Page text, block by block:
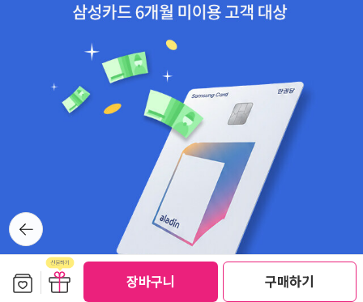
장바구니 구매하기
던데, 평소대로라면 구입해서 읽었을테지만 책장에 쌓인 책들을 보며
^;; 귀여운 책들. 로맨스로 분류할까? 살짝 고민했지만, 설레이는
로맨스보다 초자연적인 능력이 더 돋보여 판타지로 분류했어요. 솔직
히 주인공 소녀가 좀 마음에 들지 않아서 다음 시리즈도 읽을지 살짝
고민됩니다. SF소설/ 공상과학 (23권) 재미있게 읽은 SF소설들.
너무 재미있게 읽어서 리뷰쓰기 불편한 책들. 판타지로 분류해야
할지, 로맨스로 분류해야할지, 액션 스릴러로 분류해야할지 고민되게
만든 책들이예요. 그래도 공상과학에 좀더 가까운듯합니다. 3권으
로 분권되어 경악하게 했지만, 스티븐 킹의 책이 워낙 길다보니 이해
되긴해요. 그나마 가볍고 재미있어서 용서해주었습니다.^^ 예상치
못하게 재미있게 읽은책이예요. 솔직히 2권 분권되었다고 하지만, 스
티븐킹 책의 분권을 생각하면 최소 3권에서 4권으로 분권되었을 책
뒤로가
기